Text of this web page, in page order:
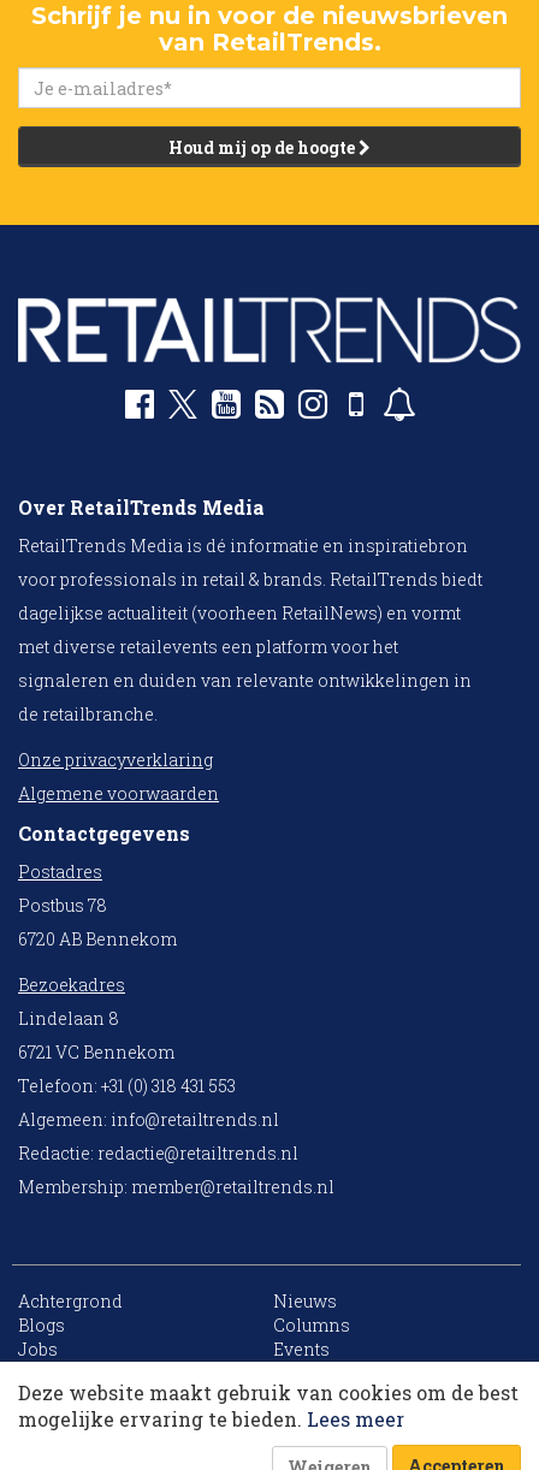
Dit artikel krijg je cadeau. Lees alles van
RetailTrends voor slechts € 10,- (eerste maand).
Schrijf je nu in voor de nieuwsbrieven
van RetailTrends.
Houd mij op de hoogte
Over RetailTrends Media
RetailTrends Media is dé informatie en inspiratiebron
voor professionals in retail & brands. RetailTrends biedt
dagelijkse actualiteit (voorheen RetailNews) en vormt
met diverse retailevents een platform voor het
signaleren en duiden van relevante ontwikkelingen in
de retailbranche.
Onze privacyverklaring
Algemene voorwaarden
Contactgegevens
Postadres
Postbus 78
6720 AB Bennekom
Bezoekadres
Lindelaan 8
6721 VC Bennekom
Telefoon: +31 (0) 318 431 553
Algemeen: info@retailtrends.nl
Redactie: redactie@retailtrends.nl
Membership: member@retailtrends.nl
Achtergrond
Nieuws
Blogs
Columns
Jobs
Events
Archief
Sitemap
Deze website maakt gebruik van cookies om de best
mogelijke ervaring te bieden. Lees meer